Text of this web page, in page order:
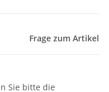
Frage zum Artikel
Sie bitte die